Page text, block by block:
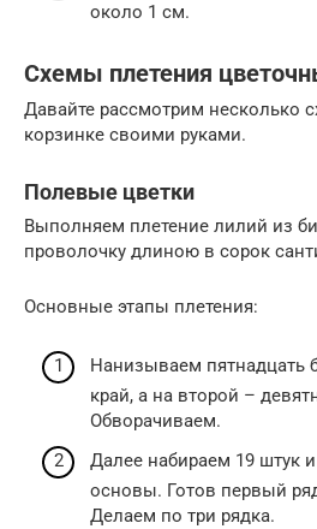
около 1 см.
Схемы плетения
Давайте рассмотрим несколько
корзинке своими руками.
Полевые цветки
Выполняем плетение лилий из
проволочку длиною в сорок
Основные этапы плетения:
Нанизываем пятнадцать
край, а на второй –
Обворачиваем.
Далее набираем 19 штук
основы. Готов первый
Делаем по три рядка.